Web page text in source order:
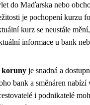
do Maďarska nebo
je pochopení kurzu
kurz se neustále
informace u bank
koruny je snadná a
bank a směnáren nabízí
i podnikatelé